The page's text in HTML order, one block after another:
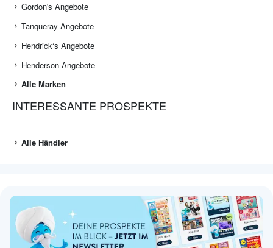
Gordon's Angebote
Tanqueray Angebote
Hendrick‘s Angebote
Henderson Angebote
Alle Marken
INTERESSANTE PROSPEKTE
Alle Händler